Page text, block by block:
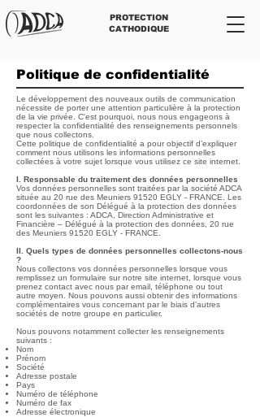
PROTECTION
CATHODIQUE
Politique de confidentialité
Le développement des nouveaux outils de communication
nécessite de porter une attention particulière à la protection
de la vie privée. C'est pourquoi, nous nous engageons à
respecter la confidentialité des renseignements personnels
que nous collectons.
Cette politique de confidentialité a pour objectif d’expliquer
comment nous utilisons les informations personnelles
collectées à votre sujet lorsque vous utilisez ce site internet.
​I. Responsable du traitement des données personnelles
Vos données personnelles sont traitées par la société ADCA
située au 20 rue des Meuniers 91520 EGLY - FRANCE. Les
coordonnées de son Délégué à la protection des données
sont les suivantes : ADCA, Direction Administrative et
Financière – Délégué à la protection des données, 20 rue
des Meuniers 91520 EGLY - FRANCE.
II. Quels types de données personnelles collectons-nous
?
Nous collectons vos données personnelles lorsque vous
remplissez un formulaire sur notre site internet, lorsque vous
prenez contact avec nous par email, téléphone ou tout
autre moyen. Nous pouvons aussi obtenir des informations
complémentaires vous concernant par le biais d’autres
sociétés de notre groupe en particulier.
Nous pouvons notamment collecter les renseignements
suivants :
Nom
Prénom
Société
Adresse postale
Pays
Numéro de téléphone
Numéro de fax
Adresse électronique